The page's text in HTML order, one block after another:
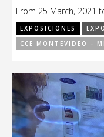
From 25 March, 2021
EXPOSICIONES
CCE MONTEVIDEO -